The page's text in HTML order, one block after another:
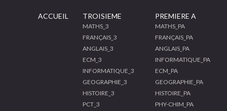
ACCUEIL TROISIEME
MATHS_3
FRANÇAIS_3
ANGLAIS_3
ECM_3
INFORMATIQUE_3
GEOGRAPHIE_3
HISTOIRE_3
PCT_3
PREMIERE A
MATHS_PA
FRANÇAIS_PA
ANGLAIS_PA
INFORMATIQUE_PA
ECM_PA
GEOGRAPHIE_PA
HISTOIRE_PA
PHY-CHIM_PA